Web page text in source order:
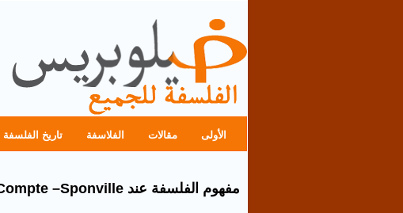
الأولى مقالات الفلاسفة تاريخ الفلسفة
مفهوم الفلسفة عند André Compte –Sponville